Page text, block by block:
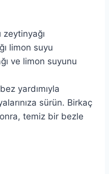
zeytinyağı
limon suyu
ve limon suyunu
yardımıyla
sürün. Birkaç
temiz bir bezle